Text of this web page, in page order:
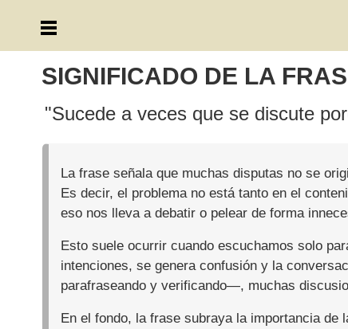
SIGNIFICADO DE LA
"Sucede a veces que se discute
La frase señala que muchas disputas no se
Es decir, el problema no está tanto en el
eso nos lleva a debatir o pelear de forma
Esto suele ocurrir cuando escuchamos solo
intenciones, se genera confusión y la
parafraseando y verificando—, muchas
En el fondo, la frase subraya la importancia